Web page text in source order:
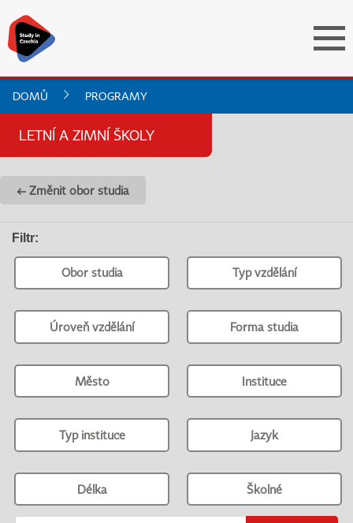
DOMŮ PROGRAMY
LETNÍ A ZIMNÍ ŠKOLY
← Změnit obor studia
Filtr:
Obor studia Typ vzdělání
Úroveň vzdělání Forma studia
Město Instituce
Typ instituce Jazyk
Délka Školné